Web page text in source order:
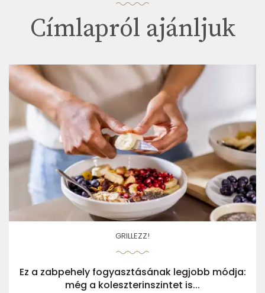
Címlapról ajánljuk
GRILLEZZ!
Ez a zabpehely fogyasztásának legjobb módja:
még a koleszterinszintet is...